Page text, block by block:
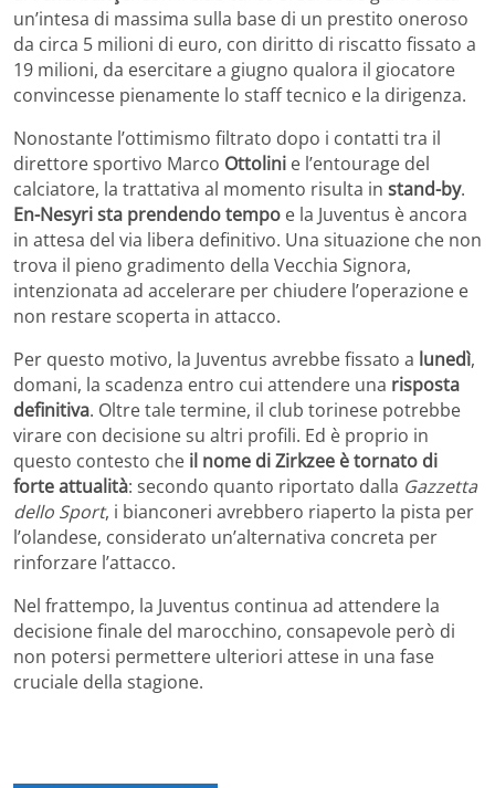
un’intesa di massima sulla base di un prestito oneroso
da circa 5 milioni di euro, con diritto di riscatto fissato a
19 milioni, da esercitare a giugno qualora il giocatore
convincesse pienamente lo staff tecnico e la dirigenza.
Nonostante l’ottimismo filtrato dopo i contatti tra il
direttore sportivo Marco Ottolini e l’entourage del
calciatore, la trattativa al momento risulta in stand-by.
En-Nesyri sta prendendo tempo e la Juventus è ancora
in attesa del via libera definitivo. Una situazione che non
trova il pieno gradimento della Vecchia Signora,
intenzionata ad accelerare per chiudere l’operazione e
non restare scoperta in attacco.
Per questo motivo, la Juventus avrebbe fissato a lunedì,
domani, la scadenza entro cui attendere una risposta
definitiva. Oltre tale termine, il club torinese potrebbe
virare con decisione su altri profili. Ed è proprio in
questo contesto che il nome di Zirkzee è tornato di
forte attualità: secondo quanto riportato dalla Gazzetta
dello Sport, i bianconeri avrebbero riaperto la pista per
l’olandese, considerato un’alternativa concreta per
rinforzare l’attacco.
Nel frattempo, la Juventus continua ad attendere la
decisione finale del marocchino, consapevole però di
non potersi permettere ulteriori attese in una fase
cruciale della stagione.